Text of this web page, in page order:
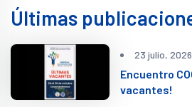
Últimas
23 julio, 2026
Encuentro
vacantes!